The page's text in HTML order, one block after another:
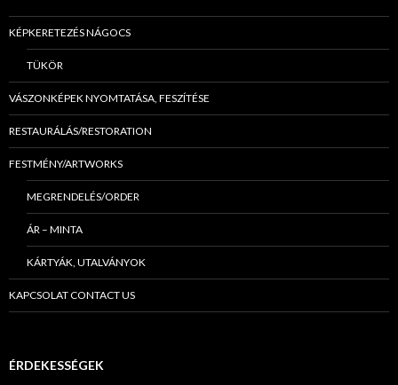
KÉPKERETEZÉS NÁGOCS
TÜKÖR
VÁSZONKÉPEK NYOMTATÁSA, FESZÍTÉSE
RESTAURÁLÁS/RESTORATION
FESTMÉNY/ARTWORKS
MEGRENDELÉS/ORDER
ÁR – MINTA
KÁRTYÁK, UTALVÁNYOK
KAPCSOLAT CONTACT US
ÉRDEKESSÉGEK